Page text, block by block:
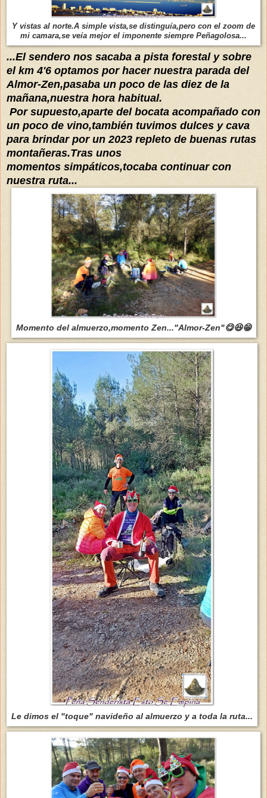
Y vistas al norte.A simple vista,se distinguía,pero con el zoom de
mi camara,se veía mejor el imponente siempre Peñagolosa...
...El sendero nos sacaba a pista forestal y sobre
el km 4'6 optamos por hacer nuestra parada del
Almor-Zen,pasaba un poco de las diez de la
mañana,nuestra hora habitual.
Por supuesto,aparte del bocata acompañado con
un poco de vino,también tuvimos dulces y cava
para brindar por un 2023 repleto de buenas rutas
montañeras.Tras unos
momentos simpáticos,tocaba continuar con
nuestra ruta...
Momento del almuerzo,momento Zen..."Almor-Zen"😋😆😁
Le dimos el "toque" navideño al almuerzo y a toda la ruta...